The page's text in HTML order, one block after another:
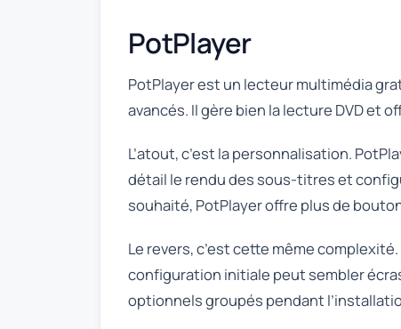
PotPlayer
PotPlayer est un lecteur multimédia
avancés. Il gère bien la lecture DVD et
L’atout, c’est la personnalisation.
détail le rendu des sous-titres et
souhaité, PotPlayer offre plus de
Le revers, c’est cette même
configuration initiale peut sembler
optionnels groupés pendant